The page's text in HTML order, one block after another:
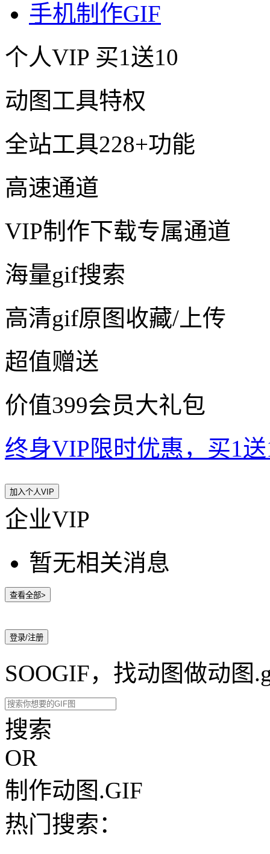
手机制作GIF
个人VIP 买1送10
动图工具特权
全站工具228+功能
高速通道
VIP制作下载专属通道
海量gif搜索
高清gif原图收藏/上传
超值赠送
价值399会员大礼包
终身VIP限时优惠，买1
加入个人VIP
企业VIP
暂无相关消息
查看全部>
登录/注册
SOOGIF，找动图做动图
搜索
OR
制作动图.GIF
热门搜索：